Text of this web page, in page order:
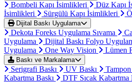
Bombeli Kapı İsimlikleri Düz Kapı
İsimlikleri
Sürgülü Kapı İsimlikleri
Dijital Baskı Uygulama
Dekota Foreks Uygulama Sıvama
Uygulama
Dijital Baskı Folyo
Uygulama
One Way Vision Lümen
Baskı ve Markalama
Serigrafi Baskı UV Baskı Tampon
Kabartma Baskı
DTF Sıcak Kabartma